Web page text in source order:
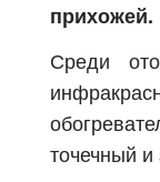
прихожей.
Среди
точечный и